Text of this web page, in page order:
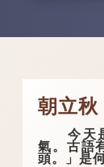
朝立秋
今天是
氣。古語
頭。」是